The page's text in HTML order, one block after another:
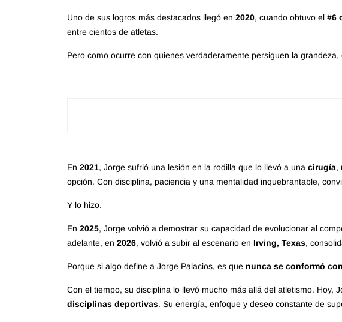
Uno de sus logros más destacados llegó en 2020, cuando obtuvo el #6
entre cientos de atletas.
Pero como ocurre con quienes verdaderamente persiguen la
En 2021, Jorge sufrió una lesión en la rodilla que lo llevó a una cirugía,
opción. Con disciplina, paciencia y una mentalidad inquebrantable,
Y lo hizo.
En 2025, Jorge volvió a demostrar su capacidad de evolucionar al
adelante, en 2026, volvió a subir al escenario en Irving, Texas,
Porque si algo define a Jorge Palacios, es que nunca se conformó
Con el tiempo, su disciplina lo llevó mucho más allá del atletismo. Hoy,
disciplinas deportivas. Su energía, enfoque y deseo constante de